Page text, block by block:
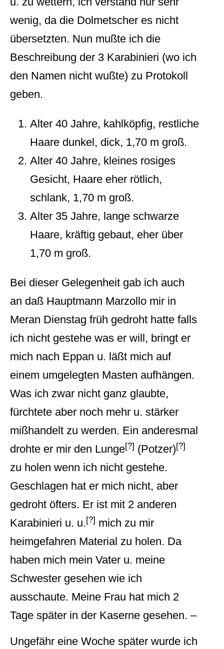
wenig, da die Dolmetscher es nicht
übersetzten. Nun mußte ich die
Beschreibung der 3 Karabinieri (wo ich
den Namen nicht wußte) zu Protokoll
geben.
Alter 40 Jahre, kahlköpfig, restliche
Haare dunkel, dick, 1,70 m groß.
Alter 40 Jahre, kleines rosiges
Gesicht, Haare eher rötlich,
schlank, 1,70 m groß.
Alter 35 Jahre, lange schwarze
Haare, kräftig gebaut, eher über
1,70 m groß.
Bei dieser Gelegenheit gab ich auch
an daß Hauptmann Marzollo mir in
Meran Dienstag früh gedroht hatte falls
ich nicht gestehe was er will, bringt er
mich nach Eppan u. läßt mich auf
einem umgelegten Masten aufhängen.
Was ich zwar nicht ganz glaubte,
fürchtete aber noch mehr u. stärker
mißhandelt zu werden. Ein anderesmal
drohte er mir den Lunge[?] (Potzer)[?]
zu holen wenn ich nicht gestehe.
Geschlagen hat er mich nicht, aber
gedroht öfters. Er ist mit 2 anderen
Karabinieri u. u.[?] mich zu mir
heimgefahren Material zu holen. Da
haben mich mein Vater u. meine
Schwester gesehen wie ich
ausschaute. Meine Frau hat mich 2
Tage später in der Kaserne gesehen. –
Ungefähr eine Woche später wurde ich